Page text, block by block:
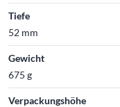
Tiefe
52 mm
Gewicht
675 g
Verpackungshöhe